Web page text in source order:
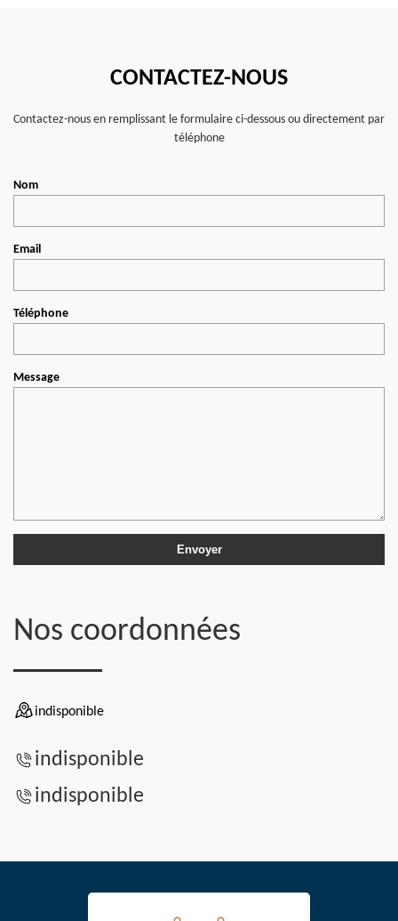
CONTACTEZ-NOUS
Contactez-nous en remplissant le formulaire ci-dessous ou directement par
téléphone
Nom
Email
Téléphone
Message
Nos coordonnées
indisponible
indisponible
indisponible